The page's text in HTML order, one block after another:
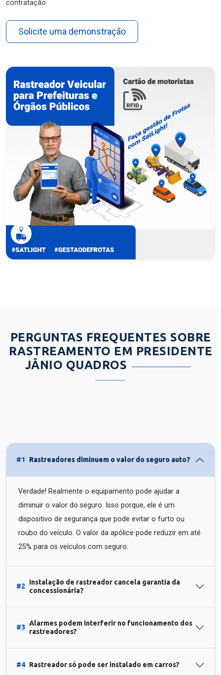
contratação.
Solicite uma demonstração
PERGUNTAS FREQUENTES SOBRE
RASTREAMENTO EM PRESIDENTE
JÂNIO QUADROS
#1 Rastreadores diminuem o valor do seguro auto?
Verdade! Realmente o equipamento pode ajudar a
diminuir o valor do seguro. Isso porque, ele é um
dispositivo de segurança que pode evitar o furto ou
roubo do veículo. O valor da apólice pode reduzir em até
25% para os veículos com seguro.
#2
Instalação de rastreador cancela garantia da
concessionária?
#3
Alarmes podem interferir no funcionamento dos
rastreadores?
#4 Rastreador só pode ser instalado em carros?